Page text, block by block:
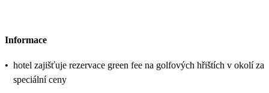
Informace
• hotel zajišťuje rezervace green fee na golfových hřištích v okolí za
speciální ceny